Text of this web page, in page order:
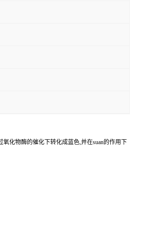
氧化物酶的催化下转化成蓝色,并在suan的作用下